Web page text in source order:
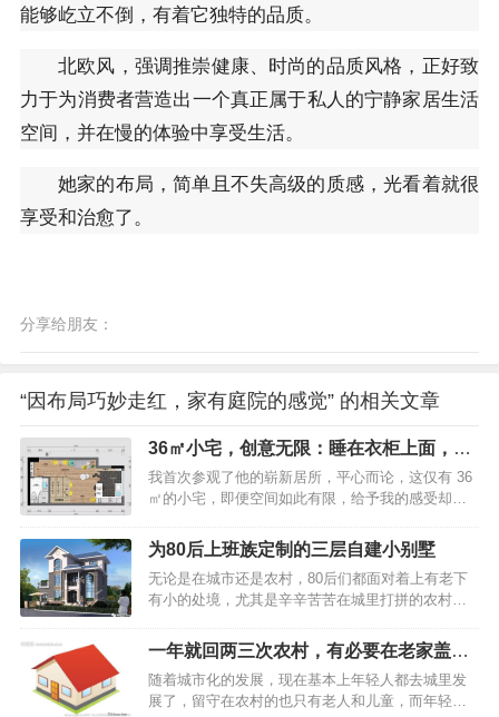
能够屹立不倒，有着它独特的品质。
北欧风，强调推崇健康、时尚的品质风格，正好致
力于为消费者营造出一个真正属于私人的宁静家居生活
空间，并在慢的体验中享受生活。
她家的布局，简单且不失高级的质感，光看着就很
享受和治愈了。
分享给朋友：
“因布局巧妙走红，家有庭院的感觉” 的相关文章
36㎡小宅，创意无限：睡在衣柜上面，空
间却毫不拥挤!
我首次参观了他的崭新居所，平心而论，这仅有 36
㎡的小宅，即便空间如此有限，给予我的感受却是
害，全屋的设计可谓是极为“走心”！36㎡小宅，创意
无限：睡在衣柜上面，空间却毫不拥挤！这便是那
房子的户型图，属于公寓的户型样式。听他讲述，
在刚购买之时，就是一个方盒子般的户型。36㎡小
宅，创意无限：睡在衣柜上面，空间却毫不拥挤！
小户型并没有独立设置的玄关，不过，进屋之后的
计，既简单又实用，白色的柜门也显得格外清新耐
看。从…
为80后上班族定制的三层自建小别墅
无论是在城市还是农村，80后们都面对着上有老下
有小的处境，尤其是辛辛苦苦在城里打拼的农村
子，把父母、孩子、夫妻俩全可以住的下实在有点
难，所以不少人都会选择在老家再盖一栋小别墅，
一来父母养老居住方便，二来趁着政策还允许，在
老家把宅基地先占着，或者以后等老了给自己养老
一年就回两三次农村，有必要在老家盖新
房子吗
随着城市化的发展，现在基本上年轻人都去城里发
展了，留守在农村的也只有老人和儿童，而年轻人